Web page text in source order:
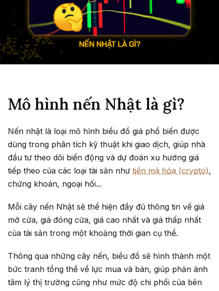
Mô hình nến Nhật là gì?
Nến nhật là loại mô hình biểu đồ giá phổ biến được
dùng trong phân tích kỹ thuật khi giao dịch, giúp nhà
đầu tư theo dõi biến động và dự đoán xu hướng giá
tiếp theo của các loại tài sản như tiền mã hóa (crypto),
chứng khoán, ngoại hối...
Mỗi cây nến Nhật sẽ thể hiện đầy đủ thông tin về giá
mở cửa, giá đóng cửa, giá cao nhất và giá thấp nhất
của tài sản trong một khoảng thời gian cụ thể.
Thông qua những cây nến, biểu đồ sẽ hình thành một
bức tranh tổng thể về lực mua và bán, giúp phản ánh
tâm lý thị trường cũng như mức độ chi phối của bên